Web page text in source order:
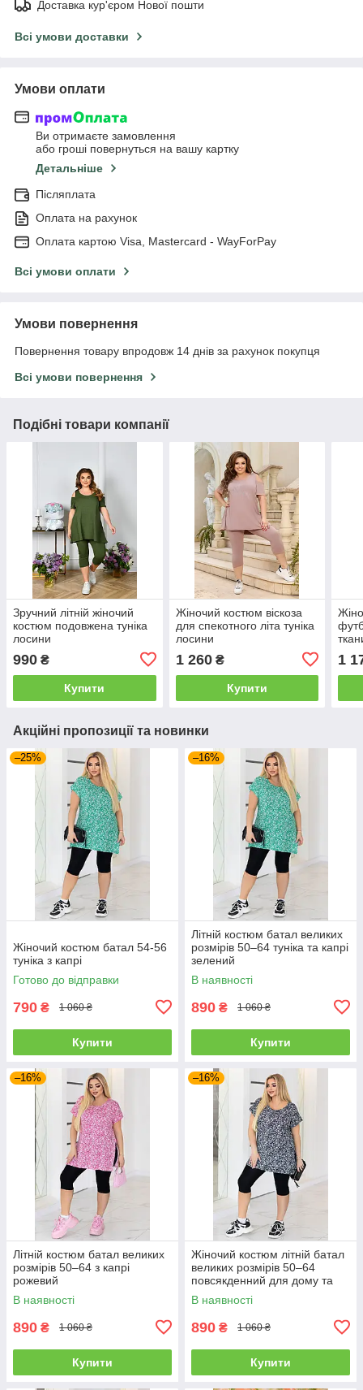
Доставка кур'єром Нової пошти
Всі умови доставки
Умови оплати
Ви отримаєте замовлення
або гроші повернуться на вашу картку
Детальніше
Післяплата
Оплата на рахунок
Оплата картою Visa, Mastercard - WayForPay
Всі умови оплати
Умови повернення
Повернення товару впродовж 14 днів за рахунок покупця
Всі умови повернення
Подібні товари компанії
Зручний літній жіночий
костюм подовжена туніка
лосини
990 ₴
Купити
Жіночий костюм віскоза
для спекотного літа туніка
лосини
1 260₴
Купити
1
Акційні пропозиції та новинки
–25%
Жіночий костюм батал 54-56
туніка з капрі
Готово до відправки
790 ₴ 1 060 ₴
Купити
–16%
Літній костюм батал великих
розмірів 50–64 туніка та капрі
зелений
В наявності
890 ₴ 1 060 ₴
Купити
–16%
Літній костюм батал великих
розмірів 50–64 з капрі
рожевий
В наявності
890 ₴ 1 060 ₴
Купити
–16%
Жіночий костюм літній батал
великих розмірів 50–64
повсякденний для дому та
прогулянок чорний
В наявності
890 ₴ 1 060 ₴
Купити